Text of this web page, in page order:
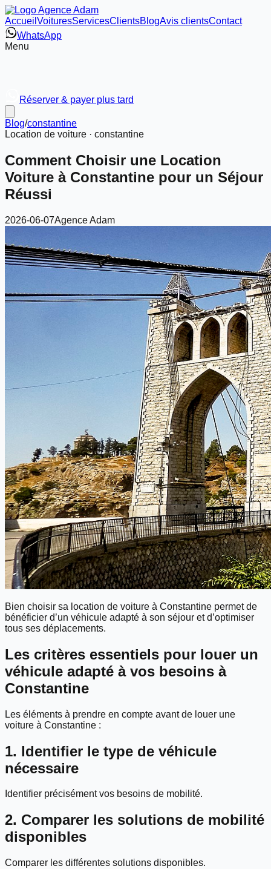
Accueil VoituresServicesClientsBlogAvis clientsContact
WhatsApp
Menu
Réserver & payer plus tard
Blog/constantine
Location de voiture · constantine
Comment Choisir une Location
Voiture à Constantine pour un Séjour
Réussi
2026-06-07Agence Adam
Bien choisir sa location de voiture à Constantine permet de
bénéficier d’un véhicule adapté à son séjour et d’optimiser
tous ses déplacements.
Les critères essentiels pour louer un
véhicule adapté à vos besoins à
Constantine
Les éléments à prendre en compte avant de louer une
voiture à Constantine :
1. Identifier le type de véhicule
nécessaire
Identifier précisément vos besoins de mobilité.
2. Comparer les solutions de mobilité
disponibles
Comparer les différentes solutions disponibles.